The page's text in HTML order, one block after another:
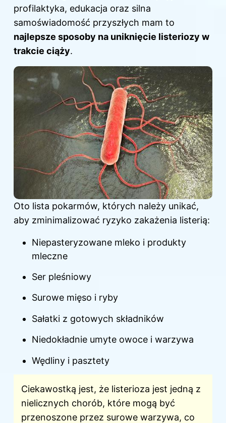
profilaktyka, edukacja oraz silna
samoświadomość przyszłych mam to
najlepsze sposoby na uniknięcie listeriozy w
trakcie ciąży.
Oto lista pokarmów, których należy unikać,
aby zminimalizować ryzyko zakażenia listerią:
Niepasteryzowane mleko i produkty
mleczne
Ser pleśniowy
Surowe mięso i ryby
Sałatki z gotowych składników
Niedokładnie umyte owoce i warzywa
Wędliny i pasztety
Ciekawostką jest, że listerioza jest jedną z
nielicznych chorób, które mogą być
przenoszone przez surowe warzywa, co